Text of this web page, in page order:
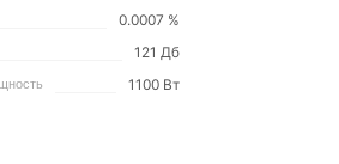
0.0007 %
121 Дб
1100 Вт